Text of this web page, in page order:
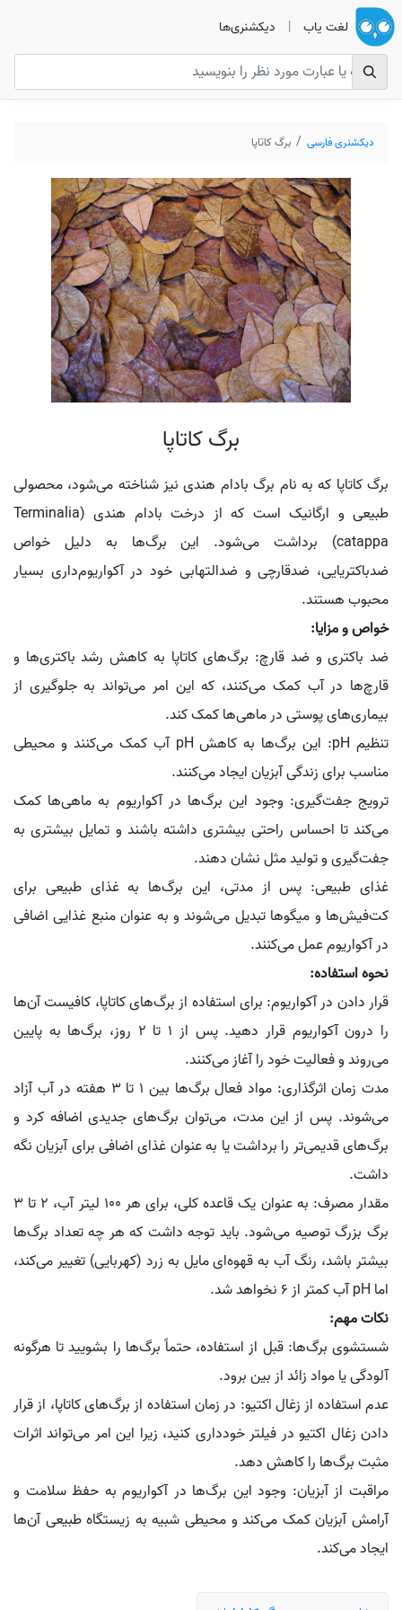
لغت یاب | دیکشنری‌ها
دیکشنری فارسی برگ کاتاپا
برگ کاتاپا
برگ کاتاپا که به نام برگ بادام هندی نیز شناخته می‌شود، محصولی
طبیعی و ارگانیک است که از درخت بادام هندی (Terminalia
catappa) برداشت می‌شود. این برگ‌ها به دلیل خواص
ضدباکتریایی، ضدقارچی و ضدالتهابی خود در آکواریوم‌داری بسیار
محبوب هستند.
خواص و مزایا:
ضد باکتری و ضد قارچ: برگ‌های کاتاپا به کاهش رشد باکتری‌ها و
قارچ‌ها در آب کمک می‌کنند، که این امر می‌تواند به جلوگیری از
بیماری‌های پوستی در ماهی‌ها کمک کند.
تنظیم pH: این برگ‌ها به کاهش pH آب کمک می‌کنند و محیطی
مناسب برای زندگی آبزیان ایجاد می‌کنند.
ترویج جفت‌گیری: وجود این برگ‌ها در آکواریوم به ماهی‌ها کمک
می‌کند تا احساس راحتی بیشتری داشته باشند و تمایل بیشتری به
جفت‌گیری و تولید مثل نشان دهند.
غذای طبیعی: پس از مدتی، این برگ‌ها به غذای طبیعی برای
کت‌فیش‌ها و میگوها تبدیل می‌شوند و به عنوان منبع غذایی اضافی
در آکواریوم عمل می‌کنند.
نحوه استفاده:
قرار دادن در آکواریوم: برای استفاده از برگ‌های کاتاپا، کافیست آن‌ها
را درون آکواریوم قرار دهید. پس از ۱ تا ۲ روز، برگ‌ها به پایین
می‌روند و فعالیت خود را آغاز می‌کنند.
مدت زمان اثرگذاری: مواد فعال برگ‌ها بین ۱ تا ۳ هفته در آب آزاد
می‌شوند. پس از این مدت، می‌توان برگ‌های جدیدی اضافه کرد و
برگ‌های قدیمی‌تر را برداشت یا به عنوان غذای اضافی برای آبزیان نگه
داشت.
مقدار مصرف: به عنوان یک قاعده کلی، برای هر ۱۰۰ لیتر آب، ۲ تا ۳
برگ بزرگ توصیه می‌شود. باید توجه داشت که هر چه تعداد برگ‌ها
بیشتر باشد، رنگ آب به قهوه‌ای مایل به زرد (کهربایی) تغییر می‌کند،
اما pH آب کمتر از ۶ نخواهد شد.
نکات مهم:
شستشوی برگ‌ها: قبل از استفاده، حتماً برگ‌ها را بشویید تا هرگونه
آلودگی یا مواد زائد از بین برود.
عدم استفاده از زغال اکتیو: در زمان استفاده از برگ‌های کاتاپا، از قرار
دادن زغال اکتیو در فیلتر خودداری کنید، زیرا این امر می‌تواند اثرات
مثبت برگ‌ها را کاهش دهد.
مراقبت از آبزیان: وجود این برگ‌ها در آکواریوم به حفظ سلامت و
آرامش آبزیان کمک می‌کند و محیطی شبیه به زیستگاه طبیعی آن‌ها
ایجاد می‌کند.